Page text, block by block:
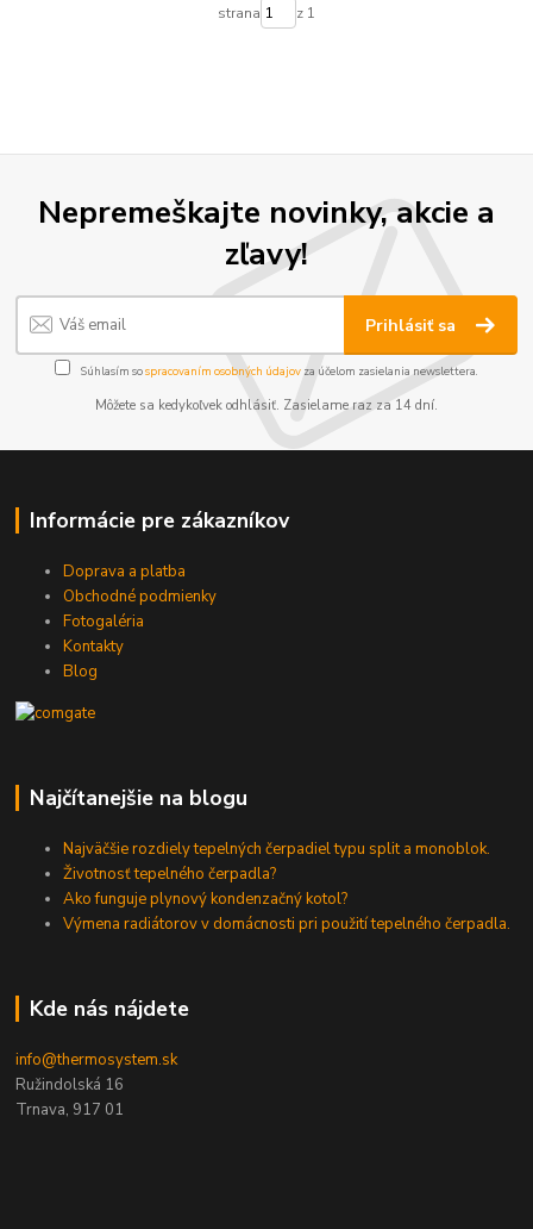
strana z 1
Nepremeškajte novinky, akcie a
zľavy!
Prihlásiť sa
Súhlasím sospracovaním osobných údajov za účelom zasielania newslettera.
Môžete sa kedykoľvek odhlásiť. Zasielame raz za 14 dní.
Informácie pre zákazníkov
Doprava a platba
Obchodné podmienky
Fotogaléria
Kontakty
Blog
Najčítanejšie na blogu
Najväčšie rozdiely tepelných čerpadiel typu split a monoblok.
Životnosť tepelného čerpadla?
Ako funguje plynový kondenzačný kotol?
Výmena radiátorov v domácnosti pri použití tepelného čerpadla.
Kde nás nájdete
info@thermosystem.sk
Ružindolská 16
Trnava, 917 01